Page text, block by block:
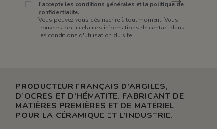
J'accepte les conditions générales et la politique de
confidentialité.
Vous pouvez vous désinscrire à tout moment. Vous
trouverez pour cela nos informations de contact dans
les conditions d'utilisation du site.
PRODUCTEUR FRANÇAIS D’ARGILES,
D’OCRES ET D’HÉMATITE. FABRICANT DE
MATIÈRES PREMIÈRES ET DE MATÉRIEL
POUR LA CÉRAMIQUE ET L’INDUSTRIE.